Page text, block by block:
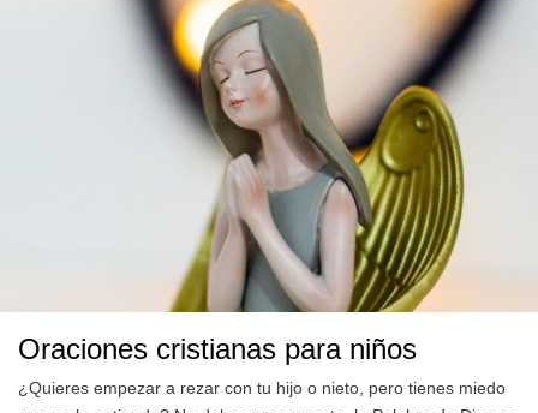
Oraciones cristianas para niños
¿Quieres empezar a rezar con tu hijo o nieto, pero tienes miedo